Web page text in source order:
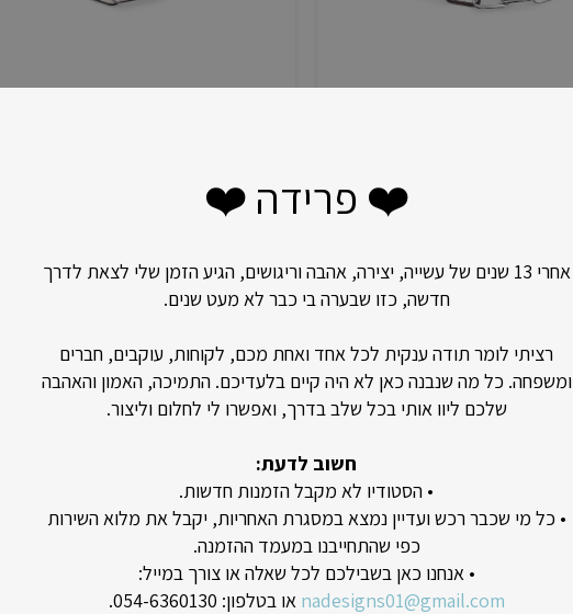
שרשרת גורמט מרין
₪
–
₪500
טווח
צמיד שיקגו מרובע
₪1,250
❤️ פרידה ❤️
אחרי 13 שנים של עשייה, יצירה, אהבה וריגושים, הגיע הזמן שלי לצאת לדרך
חדשה, כזו שבערה בי כבר לא מעט שנים.
רציתי לומר תודה ענקית לכל אחד ואחת מכם, לקוחות, עוקבים, חברים
ומשפחה. כל מה שנבנה כאן לא היה קיים בלעדיכם. התמיכה, האמון והאהבה
שלכם ליוו אותי בכל שלב בדרך, ואפשרו לי לחלום וליצור.
חשוב לדעת:
• הסטודיו לא מקבל הזמנות חדשות.
• כל מי שכבר רכש ועדיין נמצא במסגרת האחריות, יקבל את מלוא השירות
כפי שהתחייבנו במעמד ההזמנה.
• אנחנו כאן בשבילכם לכל שאלה או צורך במייל:
nadesigns01@gmail.com או בטלפון: 054-6360130.